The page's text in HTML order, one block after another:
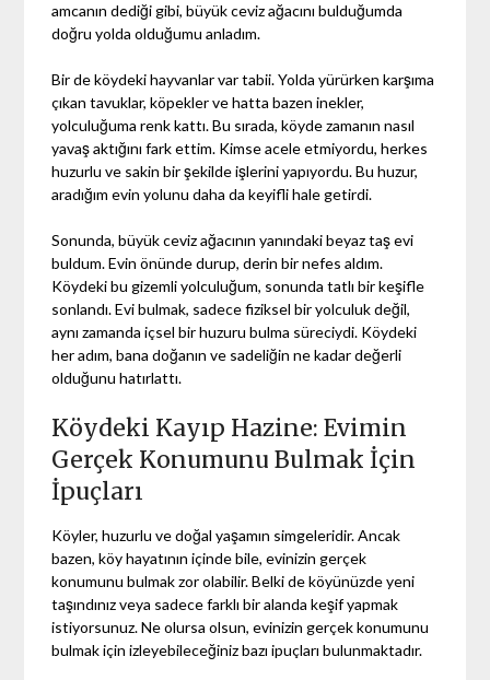
amcanın dediği gibi, büyük ceviz ağacını bulduğumda
doğru yolda olduğumu anladım.
Bir de köydeki hayvanlar var tabii. Yolda yürürken karşıma
çıkan tavuklar, köpekler ve hatta bazen inekler,
yolculuğuma renk kattı. Bu sırada, köyde zamanın nasıl
yavaş aktığını fark ettim. Kimse acele etmiyordu, herkes
huzurlu ve sakin bir şekilde işlerini yapıyordu. Bu huzur,
aradığım evin yolunu daha da keyifli hale getirdi.
Sonunda, büyük ceviz ağacının yanındaki beyaz taş evi
buldum. Evin önünde durup, derin bir nefes aldım.
Köydeki bu gizemli yolculuğum, sonunda tatlı bir keşifle
sonlandı. Evi bulmak, sadece fiziksel bir yolculuk değil,
aynı zamanda içsel bir huzuru bulma süreciydi. Köydeki
her adım, bana doğanın ve sadeliğin ne kadar değerli
olduğunu hatırlattı.
Köydeki Kayıp Hazine: Evimin
Gerçek Konumunu Bulmak İçin
İpuçları
Köyler, huzurlu ve doğal yaşamın simgeleridir. Ancak
bazen, köy hayatının içinde bile, evinizin gerçek
konumunu bulmak zor olabilir. Belki de köyünüzde yeni
taşındınız veya sadece farklı bir alanda keşif yapmak
istiyorsunuz. Ne olursa olsun, evinizin gerçek konumunu
bulmak için izleyebileceğiniz bazı ipuçları bulunmaktadır.